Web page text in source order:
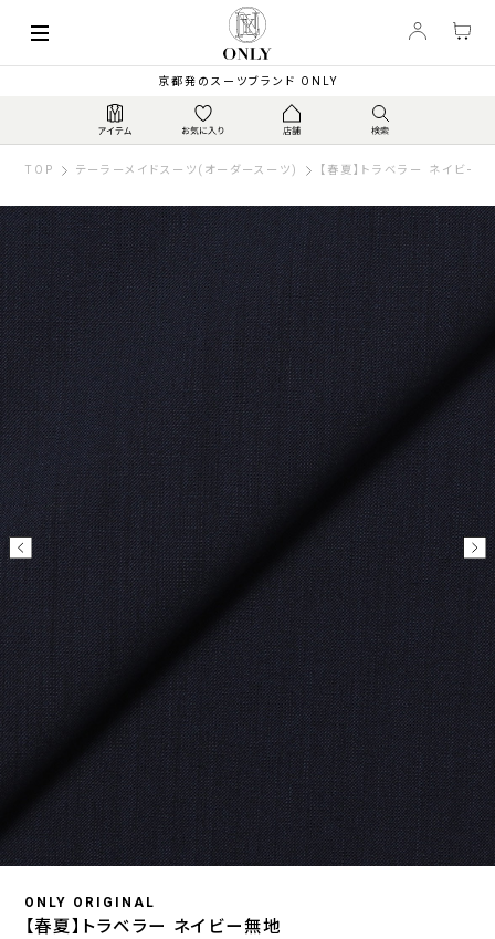
京都発のスーツブランド ONLY
TOP テーラーメイドスーツ(オーダースーツ) 【春夏】トラベラー ネイビー
ONLY ORIGINAL
【春夏】トラベラー ネイビー無地